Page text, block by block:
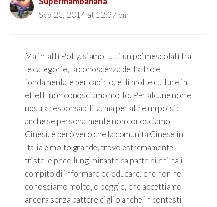
Sep 23, 2014 at 12:37 pm
Ma infatti Polly, siamo tutti un po’ mescolati fra
le categorie, la conoscenza dell’altro è
fondamentale per capirlo, e di molte culture in
effetti non conosciamo molto. Per alcune non è
nostra responsabilità, ma per altre un po’ si:
anche se personalmente non conosciamo
Cinesi, è però vero che la comunità Cinese in
Italia è molto grande, trovo estremamente
triste, e poco lungimirante da parte di chi ha il
compito di informare ed educare, che non ne
conosciamo molto, o peggio, che accettiamo
ancora senza battere ciglio anche in contesti